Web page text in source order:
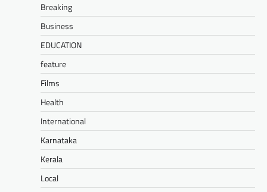
Breaking
Business
EDUCATION
feature
Films
Health
International
Karnataka
Kerala
Local